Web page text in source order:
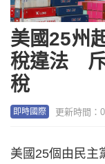
美國25州
稅違法 斥
稅
即時國際 更新時間：
美國25個由民主